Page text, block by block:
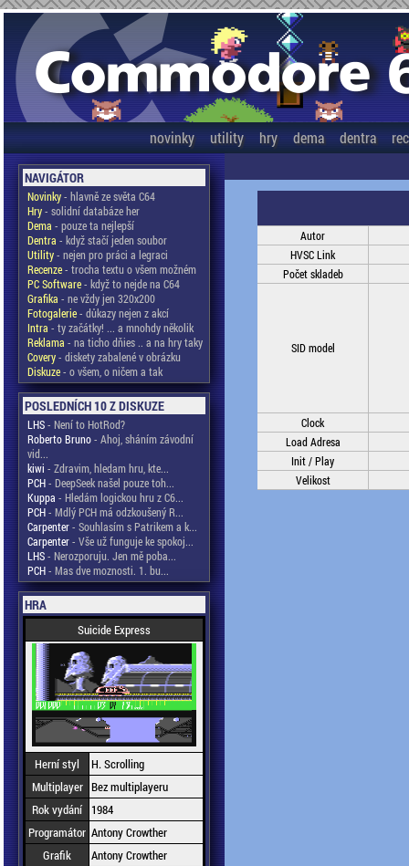
novinky utility hry dema dentra
NAVIGÁTOR
Novinky- hlavně ze světa C64
Hry- solidní databáze her
Dema - pouze ta nejlepší
Dentra - když stačí jeden soubor
Utility- nejen pro práci a legraci
Recenze- trocha textu o všem možném
PC Software- když to nejde na C64
Grafika - ne vždy jen 320x200
Fotogalerie- důkazy nejen z akcí
Intra - ty začátky! ... a mnohdy několik
Reklama - na ticho dňies .. a na hry taky
Covery- diskety zabalené v obrázku
Diskuze- o všem, o ničem a tak
POSLEDNÍCH 10 Z DISKUZE
LHS- Není to HotRod?
Roberto Bruno- Ahoj, sháním závodní
vid...
kiwi - Zdravim, hledam hru, kte...
PCH- DeepSeek našel pouze toh...
Kuppa - Hledám logickou hru z C6...
PCH- Mdlý PCH má odzkoušený R...
Carpenter- Souhlasím s Patrikem a k...
Carpenter- Vše už funguje ke spokoj...
LHS- Nerozporuju. Jen mě poba...
PCH- Mas dve moznosti. 1. bu...
HRA
Suicide Express
Herní styl
H. Scrolling
Multiplayer Bez multiplayeru
Rok vydání
1984
Programátor Antony Crowther
Grafik
Antony Crowther
Autor
HVSC Link
Počet skladeb
SID model
Clock
Load Adresa
Init / Play
Velikost